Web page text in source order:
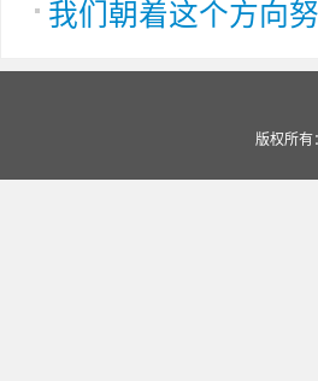
我们朝着这个方向
版权所有